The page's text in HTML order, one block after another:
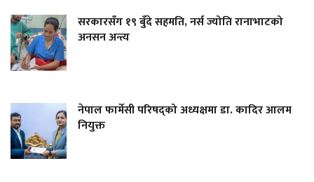
सरकारसँग १९ बुँदे सहमति, नर्स ज्योति रानाभाटको
अनसन अन्त्य
नेपाल फार्मेसी परिषद्को अध्यक्षमा डा. कादिर आलम
नियुक्त